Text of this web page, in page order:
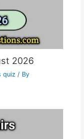
2026
quiz/ By